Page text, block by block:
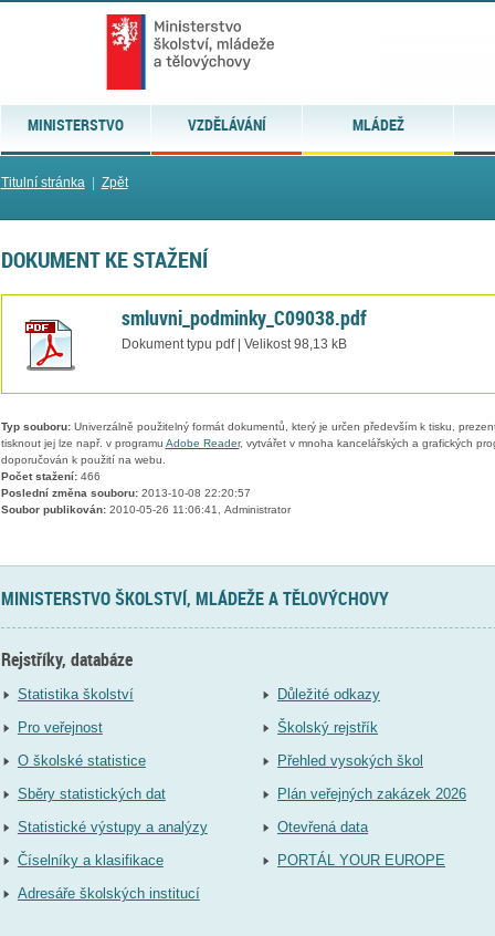
MINISTERSTVO VZDĚLÁVÁNÍ MLÁDEŽ
Titulní stránka| Zpět
DOKUMENT KE STAŽENÍ
smluvni_podminky_C09038.pdf
Dokument typu pdf | Velikost 98,13 kB
Typ souboru:Univerzálně použitelný formát dokumentů, který je určen především k tisku,
tisknout jej lze např. v programu Adobe Reader, vytvářet v mnoha kancelářských a grafických
doporučován k použití na webu.
Počet stažení:466
Poslední změna souboru:2013-10-08 22:20:57
Soubor publikován:2010-05-26 11:06:41, Administrator
MINISTERSTVO ŠKOLSTVÍ, MLÁDEŽE A TĚLOVÝCHOVY
Rejstříky, databáze
Statistika školství
Pro veřejnost
O školské statistice
Sběry statistických dat
Statistické výstupy a analýzy
Číselníky a klasifikace
Adresáře školských institucí
Důležité odkazy
Školský rejstřík
Přehled vysokých škol
Plán veřejných zakázek 2026
Otevřená data
PORTÁL YOUR EUROPE